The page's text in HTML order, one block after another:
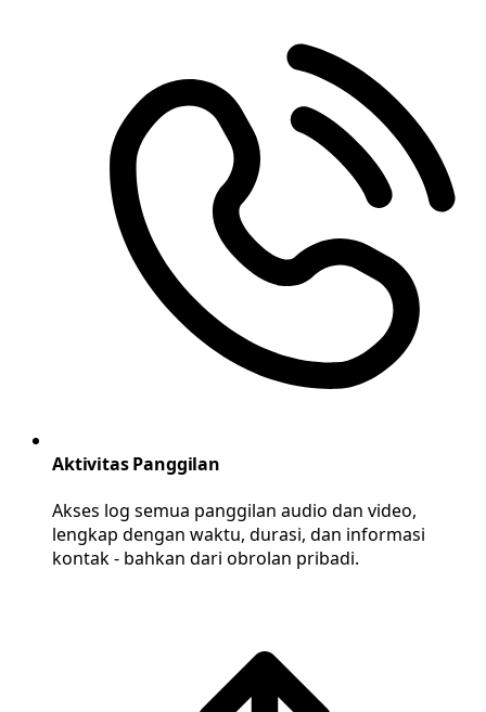
Aktivitas Panggilan
Akses log semua panggilan audio dan video,
lengkap dengan waktu, durasi, dan informasi
kontak - bahkan dari obrolan pribadi.